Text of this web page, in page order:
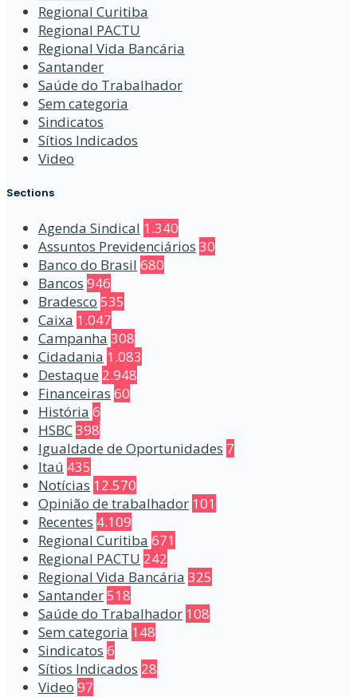
Regional Curitiba
Regional PACTU
Regional Vida Bancária
Santander
Saúde do Trabalhador
Sem categoria
Sindicatos
Sítios Indicados
Video
Sections
Agenda Sindical 1.340
Assuntos Previdenciários 30
Banco do Brasil 680
Bancos 946
Bradesco 535
Caixa 1.047
Campanha 308
Cidadania 1.083
Destaque 2.948
Financeiras 60
História 6
HSBC398
Igualdade de Oportunidades 7
Itaú 435
Notícias 12.570
Opinião de trabalhador 101
Recentes 4.109
Regional Curitiba 671
Regional PACTU 242
Regional Vida Bancária 325
Santander518
Saúde do Trabalhador 108
Sem categoria 148
Sindicatos 6
Sítios Indicados 28
Video 97